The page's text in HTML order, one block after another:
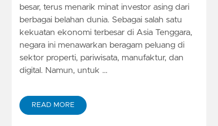
besar, terus menarik minat investor asing dari
berbagai belahan dunia. Sebagai salah satu
kekuatan ekonomi terbesar di Asia Tenggara,
negara ini menawarkan beragam peluang di
sektor properti, pariwisata, manufaktur, dan
digital. Namun, untuk …
READ MORE